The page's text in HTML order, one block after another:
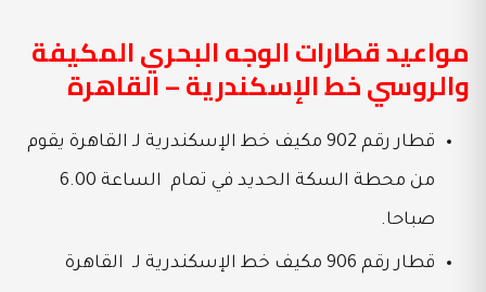
مواعيد قطارات الوجه البحري المكيفة
والروسي خط الإسكندرية – القاهرة
قطار رقم 902 مكيف خط الإسكندرية لـ القاهرة يقوم
من محطة السكة الحديد في تمام الساعة 6.00
صباحا.
قطار رقم 906 مكيف خط الإسكندرية لـ القاهرة